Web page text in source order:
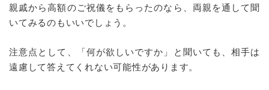
親戚から高額のご祝儀をもらったのなら、両親を通して聞
いてみるのもいいでしょう。
注意点として、「何が欲しいですか」と聞いても、相手は
遠慮して答えてくれない可能性があります。